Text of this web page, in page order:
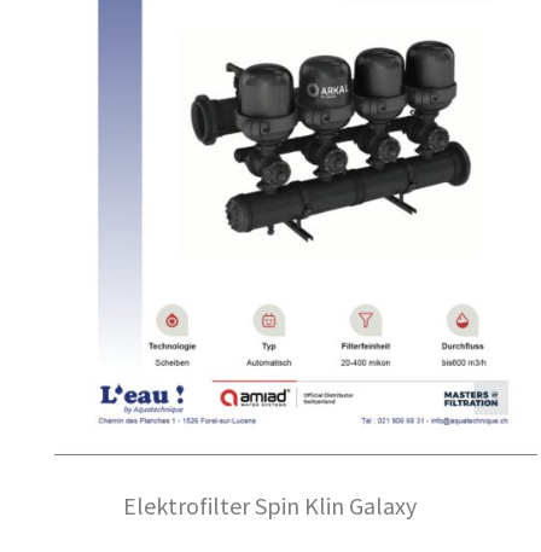
Elektrofilter Spin Klin Galaxy